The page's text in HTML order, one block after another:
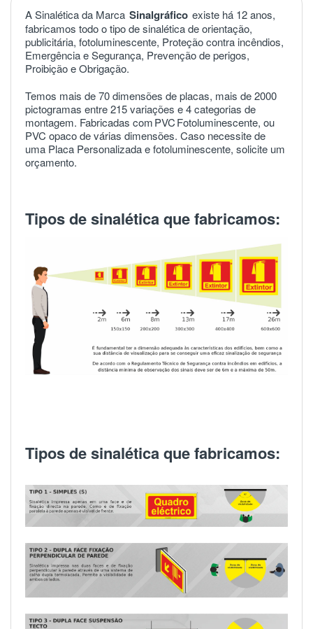
A Sinalética da Marca Sinalgráfico existe há 12 anos,
fabricamos todo o tipo de sinalética de orientação,
publicitária, fotoluminescente, Proteção contra incêndios,
Emergência e Segurança, Prevenção de perigos,
Proibição e Obrigação.
Temos mais de 70 dimensões de placas, mais de 2000
pictogramas entre 215 variações e 4 categorias de
montagem. Fabricadas comPVCFotoluminescente, ou
PVC opaco de várias dimensões. Caso necessite de
uma Placa Personalizada e fotoluminescente, solicite um
orçamento.
Tipos de sinalética que fabricamos:
Tipos de sinalética que fabricamos: